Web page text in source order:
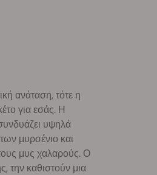
ανάταση, τότε η
για εσάς. Η
υψηλά
μυρσένιο και
μυς χαλαρούς. Ο
την καθιστούν μια